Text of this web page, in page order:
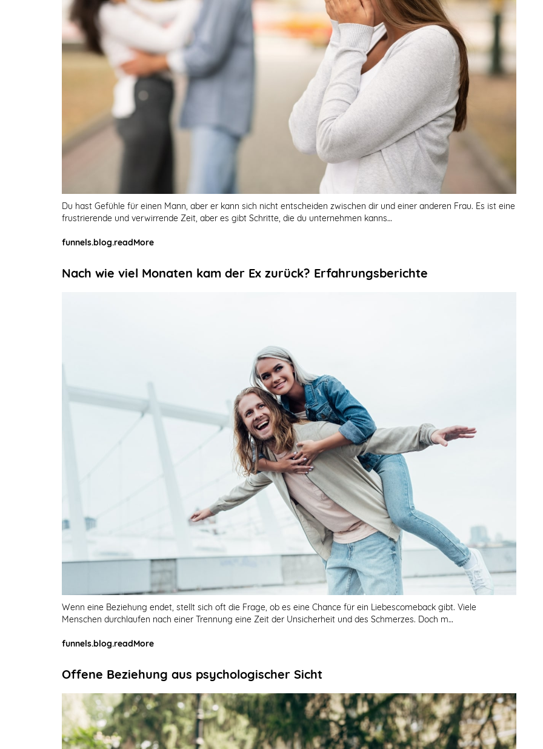
Du hast Gefühle für einen Mann, aber er kann sich nicht entscheiden zwischen dir und einer anderen Frau. Es ist eine
frustrierende und verwirrende Zeit, aber es gibt Schritte, die du unternehmen kanns…
funnels.blog.readMore
Nach wie viel Monaten kam der Ex zurück? Erfahrungsberichte
Wenn eine Beziehung endet, stellt sich oft die Frage, ob es eine Chance für ein Liebescomeback gibt. Viele
Menschen durchlaufen nach einer Trennung eine Zeit der Unsicherheit und des Schmerzes. Doch m…
funnels.blog.readMore
Offene Beziehung aus psychologischer Sicht